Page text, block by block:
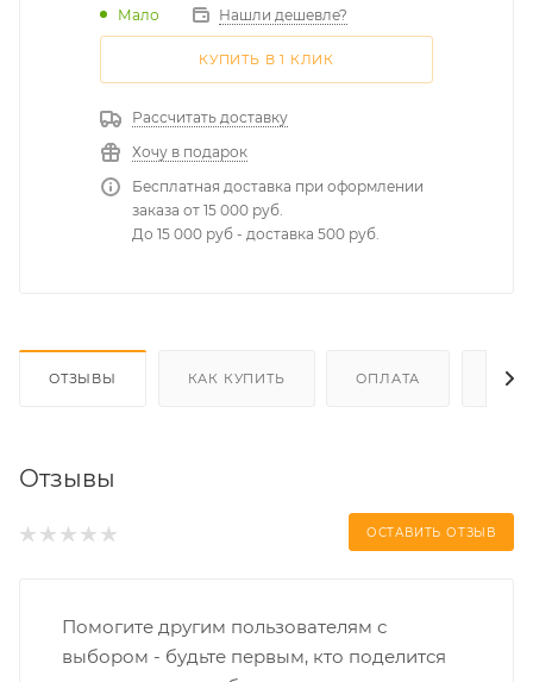
Мало Нашли дешевле?
КУПИТЬ В 1 КЛИК
Рассчитать доставку
Хочу в подарок
Бесплатная доставка при оформлении
заказа от 15 000 руб.
До 15 000 руб - доставка 500 руб.
ОТЗЫВЫ КАК КУПИТЬ ОПЛАТА
Отзывы
ОСТАВИТЬ ОТЗЫВ
Помогите другим пользователям с
выбором - будьте первым, кто поделится